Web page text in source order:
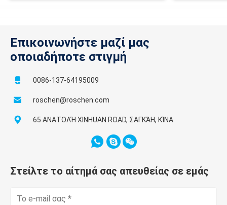
Επικοινωνήστε μαζί μας
οποιαδήποτε στιγμή
0086-137-64195009
roschen@roschen.com
65 ΑΝΑΤΟΛΉ XINHUAN ROAD, ΣΑΓΚΆΗ, ΚΊΝΑ
Στείλτε το αίτημά σας απευθείας σε εμάς